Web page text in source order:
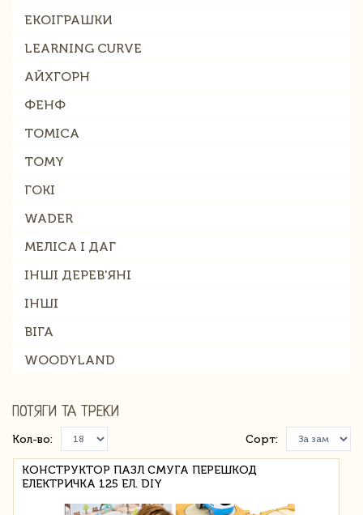
ЕКОІГРАШКИ
LEARNING CURVE
АЙХГОРН
ФЕНФ
TOMICA
TOMY
ГОКІ
WADER
МЕЛІСА І ДАГ
ІНШІ ДЕРЕВ'ЯНІ
ІНШІ
ВІГА
WOODYLAND
ПОТЯГИ ТА ТРЕКИ
Кол-во: Сорт:
КОНСТРУКТОР ПАЗЛ СМУГА ПЕРЕШКОД
ЕЛЕКТРИЧКА 125 ЕЛ. DIY